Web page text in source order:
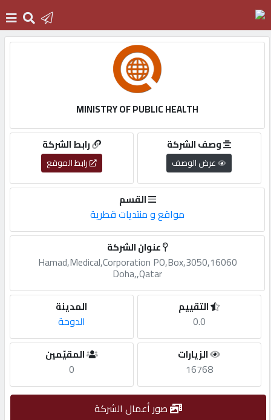
التسجيل
English
أضف
اعلانك
مطلوب
طلب
الاحصائيات
MINISTRY OF PUBLIC HEALTH
رابط الشركة
رابط الموقع
وصف الشركة
عرض الوصف
القسم
مواقع و منتديات قطرية
عنوان الشركة
Hamad,Medical,Corporation PO,Box,3050,16060
Doha,,Qatar
المدينة
الدوحة
التقييم
0.0
المقيّمين
0
الزيارات
16768
صور أعمال الشركة